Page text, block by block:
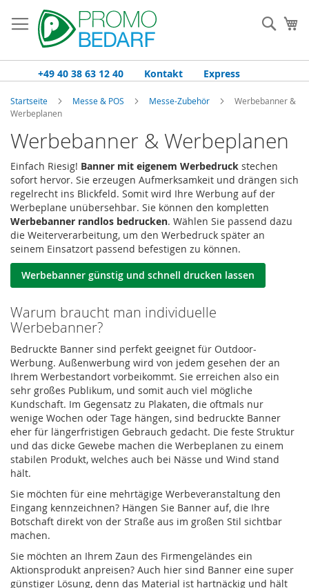
Inhalt
springen
+49 40 38 63 12 40 Kontakt Express
Startseite Messe & POS Messe-Zubehör
Werbebanner &
Werbeplanen
Werbebanner & Werbeplanen
Einfach Riesig! Banner mit eigenem Werbedruck stechen
sofort hervor. Sie erzeugen Aufmerksamkeit und drängen sich
regelrecht ins Blickfeld. Somit wird Ihre Werbung auf der
Werbeplane unübersehbar. Sie können den kompletten
Werbebanner randlos bedrucken. Wählen Sie passend dazu
die Weiterverarbeitung, um den Werbedruck später an
seinem Einsatzort passend befestigen zu können.
Werbebanner günstig und schnell drucken lassen
Warum braucht man individuelle
Werbebanner?
Bedruckte Banner sind perfekt geeignet für Outdoor-
Werbung. Außenwerbung wird von jedem gesehen der an
Ihrem Werbestandort vorbeikommt. Sie erreichen also ein
sehr großes Publikum, und somit auch viel mögliche
Kundschaft. Im Gegensatz zu Plakaten, die oftmals nur
wenige Wochen oder Tage hängen, sind bedruckte Banner
eher für längerfristigen Gebrauch gedacht. Die feste Struktur
und das dicke Gewebe machen die Werbeplanen zu einem
stabilen Produkt, welches auch bei Nässe und Wind stand
hält.
Sie möchten für eine mehrtägige Werbeveranstaltung den
Eingang kennzeichnen? Hängen Sie Banner auf, die Ihre
Botschaft direkt von der Straße aus im großen Stil sichtbar
machen.
Sie möchten an Ihrem Zaun des Firmengeländes ein
Aktionsprodukt anpreisen? Auch hier sind Banner eine super
günstiger Lösung, denn das Material ist hartnäckig und hält